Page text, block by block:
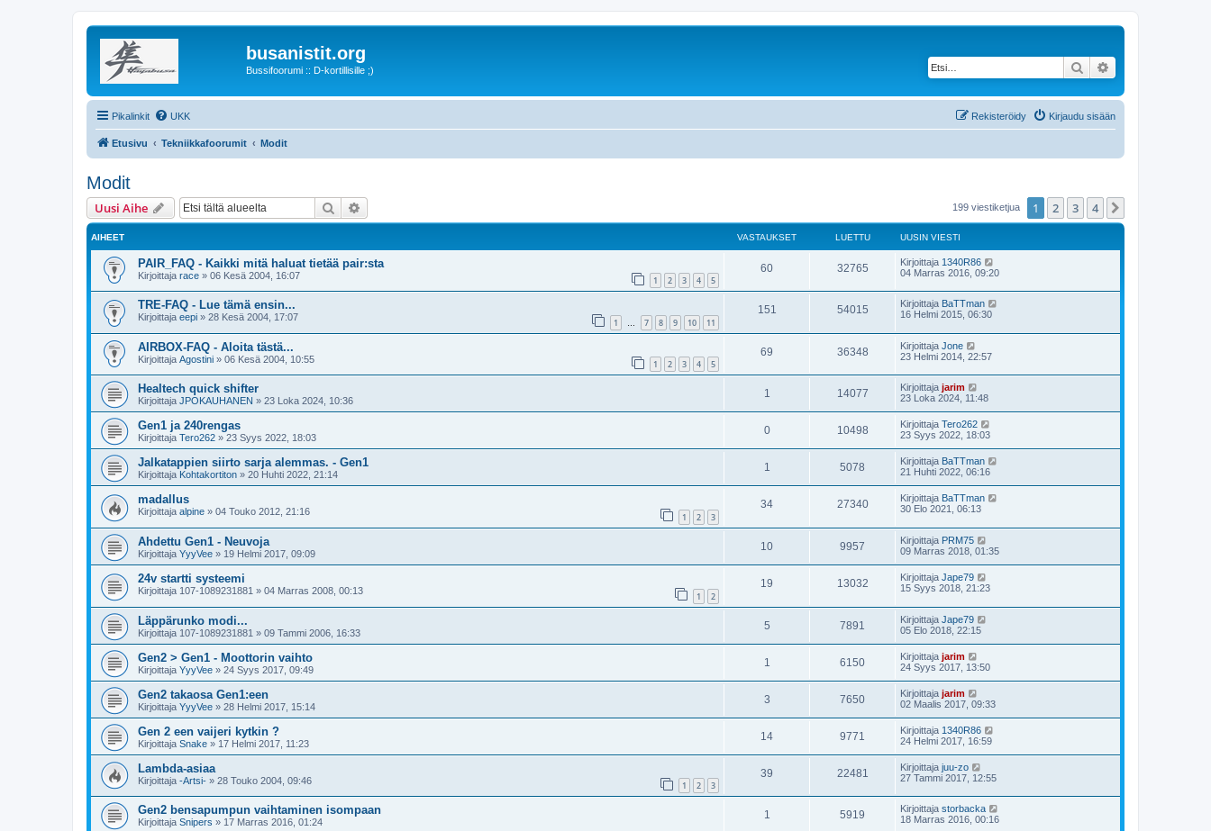
busanistit.org
Bussifoorumi :: D-kortillisille ;) Etsi
Pikalinkit UKK Kirjaudu sisään
Rekisteröidy
Etusivu Tekniikkafoorumit Modit
Modit
Uusi Aihe Etsi 199 viestiketjua 1 2 3 4
AIHEET VASTAUKSET LUETTU UUSIN VIESTI
PAIR_FAQ - Kaikki mitä haluat tietää pair:sta
Kirjoittaja race » 06 Kesä 2004, 16:07 1 2 3 4 5
60 32765 Kirjoittaja 1340R86
04 Marras 2016, 09:20
TRE-FAQ - Lue tämä ensin...
Kirjoittaja eepi » 28 Kesä 2004, 17:07 1 … 7 8 9 10 11
151 54015 Kirjoittaja BaTTman
16 Helmi 2015, 06:30
AIRBOX-FAQ - Aloita tästä...
Kirjoittaja Agostini » 06 Kesä 2004, 10:55 1 2 3 4 5
69 36348 Kirjoittaja Jone
23 Helmi 2014, 22:57
Healtech quick shifter
Kirjoittaja JPOKAUHANEN » 23 Loka 2024, 10:36
1 14077 Kirjoittaja jarim
23 Loka 2024, 11:48
Gen1 ja 240rengas
Kirjoittaja Tero262 » 23 Syys 2022, 18:03
0 10498 Kirjoittaja Tero262
23 Syys 2022, 18:03
Jalkatappien siirto sarja alemmas. - Gen1
Kirjoittaja Kohtakortiton » 20 Huhti 2022, 21:14
1 5078 Kirjoittaja BaTTman
21 Huhti 2022, 06:16
madallus
Kirjoittaja alpine » 04 Touko 2012, 21:16 1 2 3
34 27340 Kirjoittaja BaTTman
30 Elo 2021, 06:13
Ahdettu Gen1 - Neuvoja
Kirjoittaja YyyVee » 19 Helmi 2017, 09:09
10 9957 Kirjoittaja PRM75
09 Marras 2018, 01:35
24v startti systeemi
Kirjoittaja 107-1089231881 » 04 Marras 2008, 00:13 1 2
19 13032 Kirjoittaja Jape79
15 Syys 2018, 21:23
Läppärunko modi...
Kirjoittaja 107-1089231881 » 09 Tammi 2006, 16:33
5 7891 Kirjoittaja Jape79
05 Elo 2018, 22:15
Gen2 > Gen1 - Moottorin vaihto
Kirjoittaja YyyVee » 24 Syys 2017, 09:49
1 6150 Kirjoittaja jarim
24 Syys 2017, 13:50
Gen2 takaosa Gen1:een
Kirjoittaja YyyVee » 28 Helmi 2017, 15:14
3 7650 Kirjoittaja jarim
02 Maalis 2017, 09:33
Gen 2 een vaijeri kytkin ?
Kirjoittaja Snake » 17 Helmi 2017, 11:23
14 9771 Kirjoittaja 1340R86
24 Helmi 2017, 16:59
Lambda-asiaa
Kirjoittaja -Artsi- » 28 Touko 2004, 09:46 1 2 3
39 22481 Kirjoittaja juu-zo
27 Tammi 2017, 12:55
Gen2 bensapumpun vaihtaminen isompaan
Kirjoittaja Snipers » 17 Marras 2016, 01:24
1 5919 Kirjoittaja storbacka
18 Marras 2016, 00:16